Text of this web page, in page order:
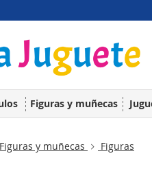
Figuras y muñecas
Figuras y muñecas Figuras